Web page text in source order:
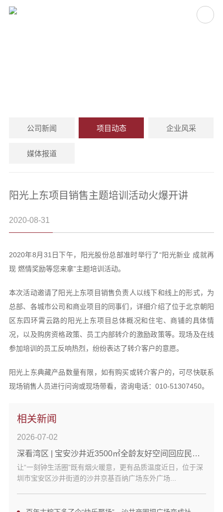
公司新闻 项目动态 企业风采
媒体报道
阳光上东项目销售主题培训活动火爆开讲
2020-08-31
2020年8月31日下午，阳光股份总部准时举行了“阳光新业 成就再
现 燃情奖励等您来拿”主题培训活动。
本次活动邀请了阳光上东项目销售负责人以线下和线上的形式，为
总部、各城市公司和商业项目的同事们，详细介绍了位于北京朝阳
区东四环霄云路的阳光上东项目总体概况和住宅、商铺的具体情
况，以及购房资格政策、员工内部转介的激励政策等。现场及在线
参加培训的员工反响热烈，纷纷表达了转介客户的意愿。
阳光上东典藏产品数量有限，如有购买或转介客户的，可尽快联系
现场销售人员进行问询或现场带看，咨询电话：010-51307450。
相关新闻
2026-07-02
深看湾区 | 宝安沙井近3500㎡全龄友好空间回应民生刚需
让“一刻钟生活圈”既有烟火暖意，更有品质温度近日，位于深
圳市宝安区沙井街道的沙井京基百纳广场东外广场...